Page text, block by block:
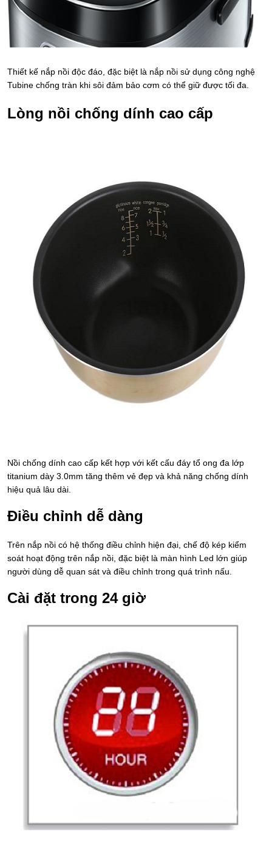
Thiết kế nắp nồi độc đáo, đặc biệt là nắp nồi sử dụng công nghệ
Tubine chống tràn khi sôi đảm bảo cơm có thể giữ được tối đa.
Lòng nồi chống dính cao cấp
Nồi chống dính cao cấp kết hợp với kết cấu đáy tổ ong đa lớp
titanium dày 3.0mm tăng thêm vẻ đẹp và khả năng chống dính
hiệu quả lâu dài.
Điều chỉnh dễ dàng
Trên nắp nồi có hệ thống điều chỉnh hiện đại, chế độ kép kiểm
soát hoạt động trên nắp nồi, đặc biệt là màn hình Led lớn giúp
người dùng dễ quan sát và điều chỉnh trong quá trình nấu.
Cài đặt trong 24 giờ